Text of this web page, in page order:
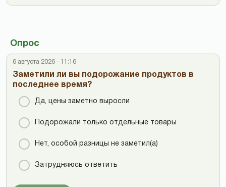
Опрос
6 августа 2026 - 11:16
Заметили ли вы подорожание продуктов в
последнее время?
Да, цены заметно выросли
Подорожали только отдельные товары
Нет, особой разницы не заметил(а)
Затрудняюсь ответить